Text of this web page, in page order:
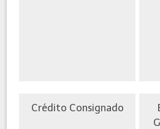
Crédito Consignado